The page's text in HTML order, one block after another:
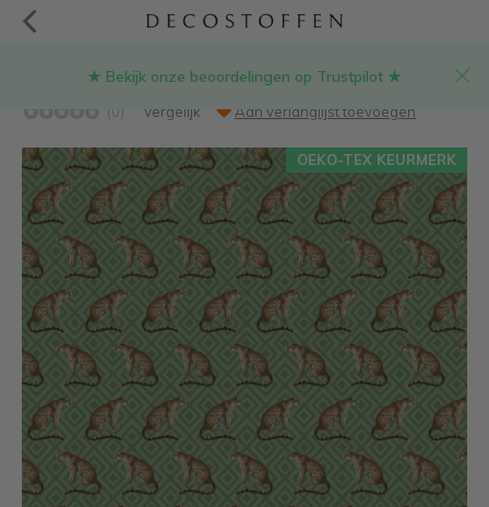
★ Bekijk onze beoordelingen op Trustpilot ★
Luipaard jacquard meubelstof
(0) Vergelijk Aan verlanglijst toevoegen
OEKO-TEX KEURMERK